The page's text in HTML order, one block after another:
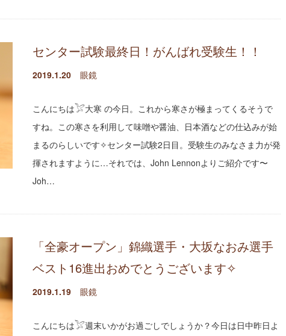
センター試験最終日！がんばれ受験生！！
2019.1.20 眼鏡
こんにちは𓅯大寒 の今日。これから寒さが極まってくるそうで
すね。この寒さを利用して味噌や醤油、日本酒などの仕込みが始
まるのらしいです✧センター試験2日目。受験生のみなさま力が発
揮されますように…それでは、John Lennonよりご紹介です〜
Joh…
「全豪オープン」錦織選手・大坂なおみ選手
ベスト16進出おめでとうございます✧
2019.1.19 眼鏡
こんにちは𓅯週末いかがお過ごしでしょうか？今日は日中昨日よ